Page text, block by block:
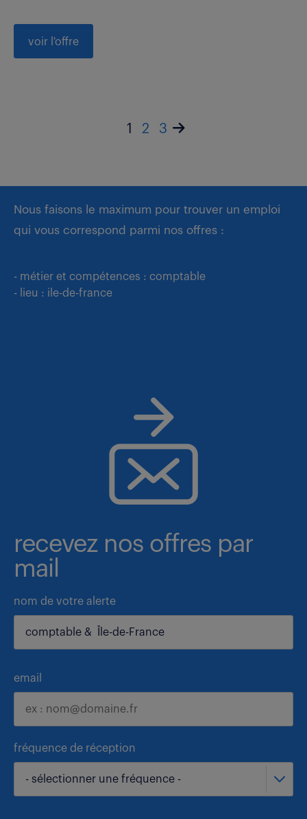
voir l'offre
1 2 3
Nous faisons le maximum pour trouver un emploi
qui vous correspond parmi nos offres :
- métier et compétences : comptable
- lieu : ile-de-france
recevez nos offres par
mail
nom de votre alerte
email
fréquence de réception
- sélectionner une fréquence -